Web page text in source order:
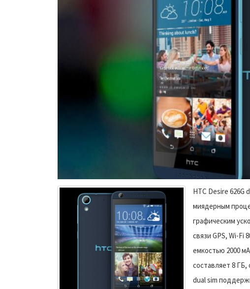
HTC Desire
миядерным
графическим
связи GPS, Wi-Fi
емкостью 2000
составляет 8 ГБ,
dual sim